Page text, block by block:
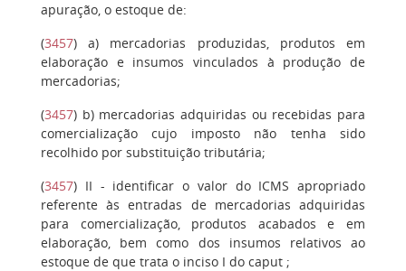
apuração, o estoque de:
(3457)a) mercadorias produzidas, produtos em
elaboração e insumos vinculados à produção de
mercadorias;
(3457) b) mercadorias adquiridas ou recebidas para
comercialização cujo imposto não tenha sido
recolhido por substituição tributária;
(3457) II - identificar o valor do ICMS apropriado
referente às entradas de mercadorias adquiridas
para comercialização, produtos acabados e em
elaboração, bem como dos insumos relativos ao
estoque de que trata o inciso I do caput ;